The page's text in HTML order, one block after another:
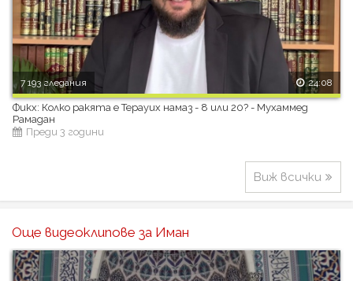
7 193 гледания 24:08
Фикх: Колко ракята е Терауих намаз - 8 или 20? - Мухаммед
Рамадан
Преди 3 години
Виж всички
Още видеоклипове за Иман